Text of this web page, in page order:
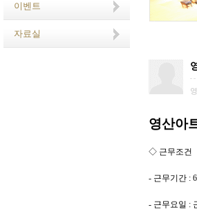
이벤트
자료실
영산아
◇ 근무조건
- 근무기간 :
- 근무요일 :